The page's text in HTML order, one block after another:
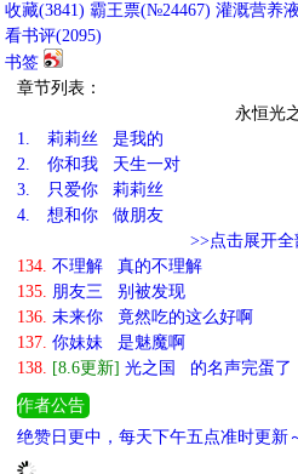
收藏(3841) 霸王票(№24467) 灌溉营养
看书评(2095)
书签
章节列表：
永恒光
1.
莉莉丝 是我的
2.
你和我 天生一对
3.
只爱你 莉莉丝
4.
想和你 做朋友
>>点击展开
134. 不理解 真的不理解
135. 朋友三 别被发现
136. 未来你 竟然吃的这么好啊
137. 你妹妹 是魅魔啊
138. [8.6更新] 光之国 的名声完蛋了
作者公告
绝赞日更中，每天下午五点准时更新
人多下一本就是这个《我是奥特曼，